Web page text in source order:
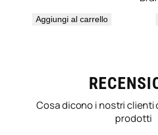
Aggiungi al carrello
Cosa dicono i nostri clienti
prodotti